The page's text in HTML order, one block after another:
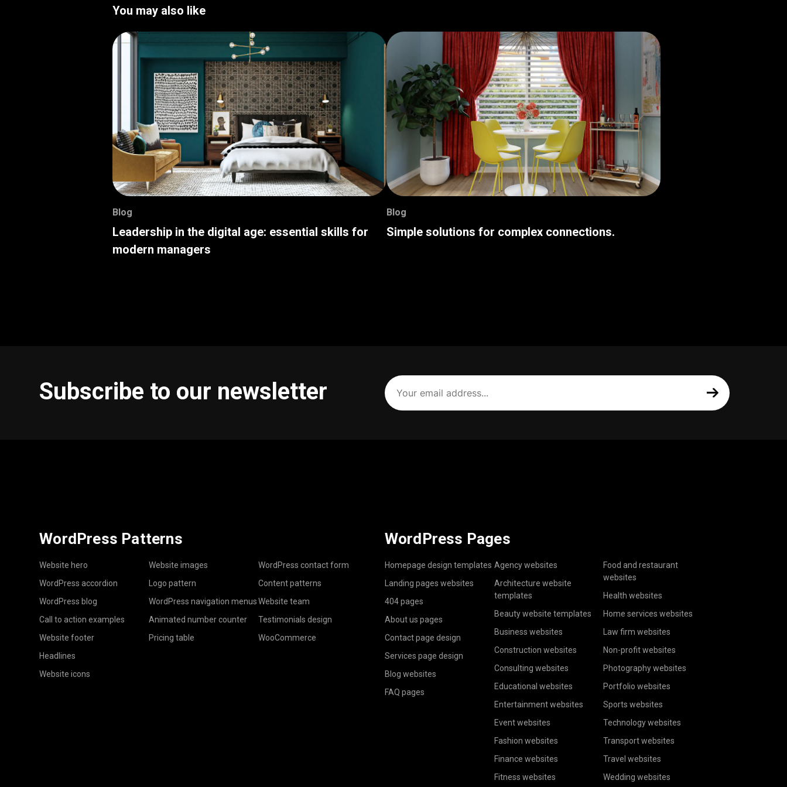
You may also like
Blog
Leadership in the digital age: essential skills for
modern managers
Blog
Simple solutions for complex connections.
Subscribe to our newsletter
Your
email
address
(Required)
WordPress Patterns
Website hero
WordPress accordion
WordPress blog
Call to action examples
Website footer
Headlines
Website icons
Website images
Logo pattern
WordPress navigation menus
Animated number counter
Pricing table
WordPress contact form
Content patterns
Website team
Testimonials design
WooCommerce
WordPress Pages
Homepage design templates
Landing pages websites
404 pages
About us pages
Contact page design
Services page design
Blog websites
FAQ pages
Agency websites
Architecture website
templates
Beauty website templates
Business websites
Construction websites
Consulting websites
Educational websites
Entertainment websites
Event websites
Fashion websites
Finance websites
Fitness websites
Food and restaurant
websites
Health websites
Home services websites
Law firm websites
Non-profit websites
Photography websites
Portfolio websites
Sports websites
Technology websites
Transport websites
Travel websites
Wedding websites